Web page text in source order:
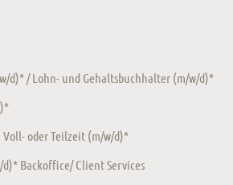
d)* / Lohn- und Gehaltsbuchhalter (m/w/d)*
Voll- oder Teilzeit (m/w/d)*
Backoffice/ Client Services